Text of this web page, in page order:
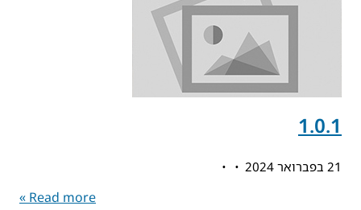
1.0.1
21 בפברואר 2024
Read more »